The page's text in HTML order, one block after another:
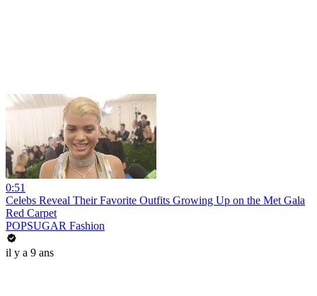
0:51
Celebs Reveal Their Favorite Outfits Growing Up on the Met Gala
Red Carpet
POPSUGAR Fashion
il y a 9 ans